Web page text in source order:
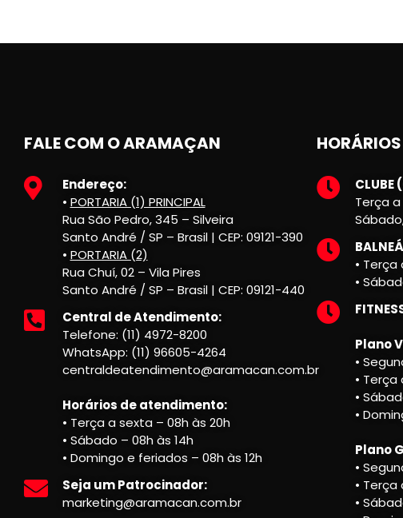
FALE COM O ARAMAÇAN
Endereço:
• PORTARIA (1) PRINCIPAL
Rua São Pedro, 345 – Silveira
Santo André / SP – Brasil | CEP: 09121-390
• PORTARIA (2)
Rua Chuí, 02 – Vila Pires
Santo André / SP – Brasil | CEP: 09121-440
Central de Atendimento:
Telefone: (11) 4972-8200
WhatsApp: (11) 96605-4264
centraldeatendimento@aramacan.com.br
Horários de atendimento:
• Terça a sexta – 08h às 20h
• Sábado – 08h às 14h
• Domingo e feriados – 08h às 12h
Seja um Patrocinador:
marketing@aramacan.com.br
CLUBE
Terça
• Terça
•
Plano
•
•
•
•
Plano
•
•
•